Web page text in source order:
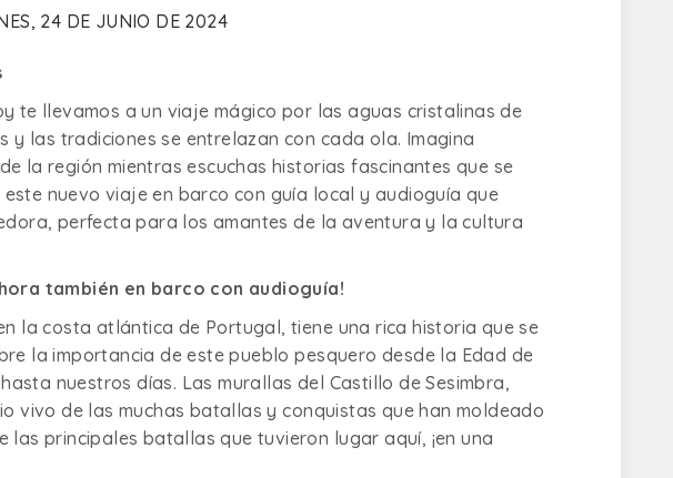
24 DE JUNIO DE 2024
te llevamos a un viaje mágico por las aguas cristalinas de
y las tradiciones se entrelazan con cada ola. Imagina
la región mientras escuchas historias fascinantes que se
nuevo viaje en barco con guía local y audioguía que
perfecta para los amantes de la aventura y la cultura
también en barco con audioguía!
la costa atlántica de Portugal, tiene una rica historia que se
la importancia de este pueblo pesquero desde la Edad de
nuestros días. Las murallas del Castillo de Sesimbra,
vivo de las muchas batallas y conquistas que han moldeado
principales batallas que tuvieron lugar aquí, ¡en una